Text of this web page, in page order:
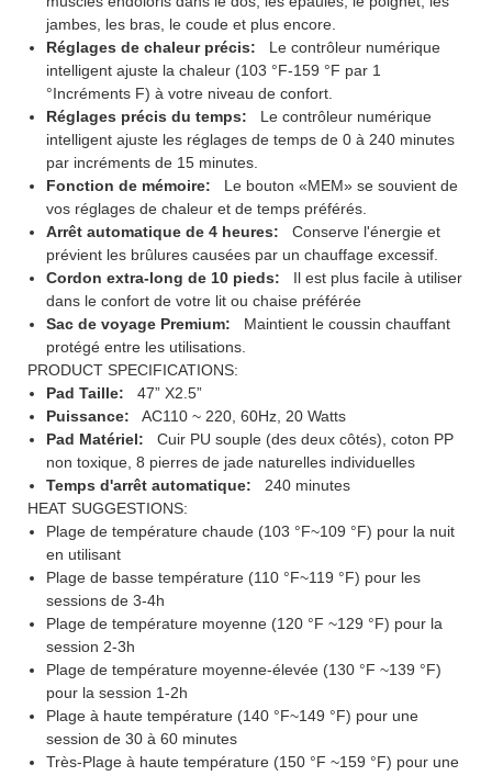
jambes, les bras, le coude et plus encore.
Réglages de chaleur précis:
Le contrôleur numérique
intelligent ajuste la chaleur (103 °F-159 °F par 1
°Incréments F) à votre niveau de confort.
Réglages précis du temps:
Le contrôleur numérique
intelligent ajuste les réglages de temps de 0 à 240 minutes
par incréments de 15 minutes.
Fonction de mémoire:
Le bouton «MEM» se souvient de
vos réglages de chaleur et de temps préférés.
Arrêt automatique de 4 heures:
Conserve l'énergie et
prévient les brûlures causées par un chauffage excessif.
Cordon extra-long de 10 pieds:
Il est plus facile à utiliser
dans le confort de votre lit ou chaise préférée
Sac de voyage Premium:
Maintient le coussin chauffant
protégé entre les utilisations.
PRODUCT SPECIFICATIONS:
Pad Taille:
47” X2.5”
Puissance:
AC110 ~ 220, 60Hz, 20 Watts
Pad Matériel:
Cuir PU souple (des deux côtés), coton PP
non toxique, 8 pierres de jade naturelles individuelles
Temps d'arrêt automatique:
240 minutes
HEAT SUGGESTIONS:
Plage de température chaude (103 °F~109 °F) pour la nuit
en utilisant
Plage de basse température (110 °F~119 °F) pour les
sessions de 3-4h
Plage de température moyenne (120 °F ~129 °F) pour la
session 2-3h
Plage de température moyenne-élevée (130 °F ~139 °F)
pour la session 1-2h
Plage à haute température (140 °F~149 °F) pour une
session de 30 à 60 minutes
Très-Plage à haute température (150 °F ~159 °F) pour une